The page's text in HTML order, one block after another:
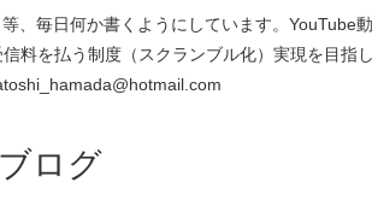
毎日何か書くようにしています。YouTube
料を払う制度（スクランブル化）実現を目指
ログ